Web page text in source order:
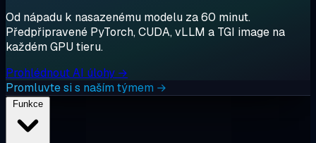
Od nápadu k nasazenému modelu za 60 minut.
Předpřipravené PyTorch, CUDA, vLLM a TGI image na
každém GPU tieru.
Prohlédnout AI úlohy →
Promluvte si s naším týmem →